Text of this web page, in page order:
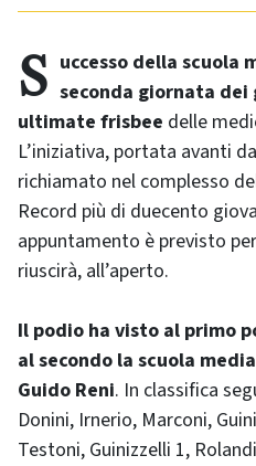
Successo della scuola media Guercino nella seconda giornata
ultimate frisbee delle
L’iniziativa, portata avanti
richiamato nel complesso
Record più di duecento
appuntamento è previsto
riuscirà, all’aperto.
Il podio ha visto al primo
al secondo la scuola
Guido Reni. In classifica
Donini, Irnerio, Marconi,
Testoni, Guinizzelli 1,